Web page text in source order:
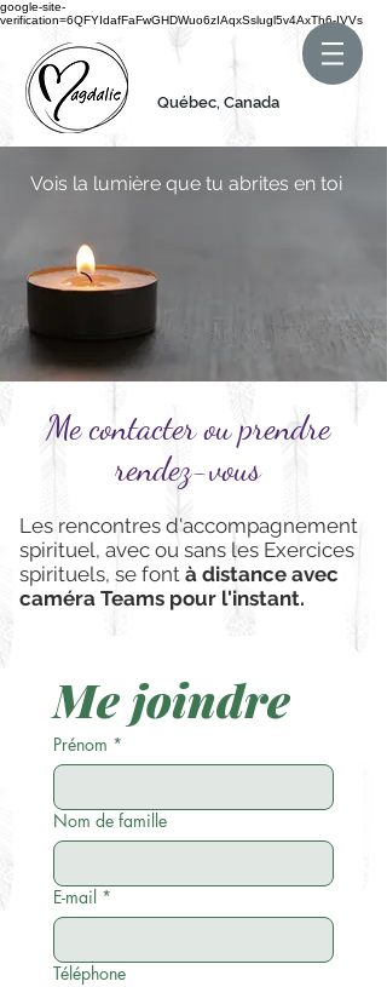
google-site-
verification=6QFYIdafFaFwGHDWuo6zIAqxSslugl5v4AxTh6-IVVs
Québec, Canada
Vois la lumière que tu abrites en toi
Me contacter ou prendre
rendez-vous
Les rencontres d'accompagnement
spirituel, avec ou sans les Exercices
spirituels, se font à distance avec
caméra Teams pour l'instant.
Me joindre
Prénom *
Nom de famille
E-mail *
Téléphone